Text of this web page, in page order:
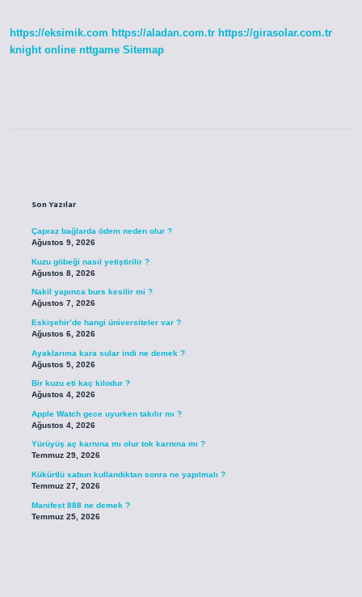
https://eksimik.com https://aladan.com.tr https://girasolar.com.tr
knight online nttgame Sitemap
Son Yazılar
Çapraz bağlarda ödem neden olur ?
Ağustos 9, 2026
Kuzu göbeği nasıl yetiştirilir ?
Ağustos 8, 2026
Nakil yapınca burs kesilir mi ?
Ağustos 7, 2026
Eskişehir’de hangi üniversiteler var ?
Ağustos 6, 2026
Ayaklarıma kara sular indi ne demek ?
Ağustos 5, 2026
Bir kuzu eti kaç kilodur ?
Ağustos 4, 2026
Apple Watch gece uyurken takılır mı ?
Ağustos 4, 2026
Yürüyüş aç karnına mı olur tok karnına mı ?
Temmuz 29, 2026
Kükürtlü sabun kullandıktan sonra ne yapılmalı ?
Temmuz 27, 2026
Manifest 888 ne demek ?
Temmuz 25, 2026